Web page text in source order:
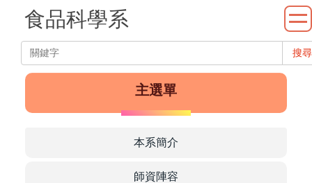
食品科學系
搜尋
主選單
本系簡介
師資陣容
系